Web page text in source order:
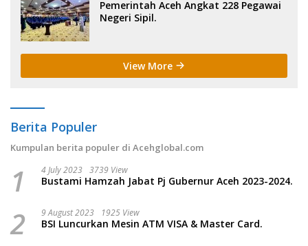
Pemerintah Aceh Angkat 228 Pegawai
Negeri Sipil.
View More
Berita Populer
Kumpulan berita populer di Acehglobal.com
1 4 July 2023 3739 View
Bustami Hamzah Jabat Pj Gubernur Aceh 2023-2024.
2 9 August 2023 1925 View
BSI Luncurkan Mesin ATM VISA & Master Card.